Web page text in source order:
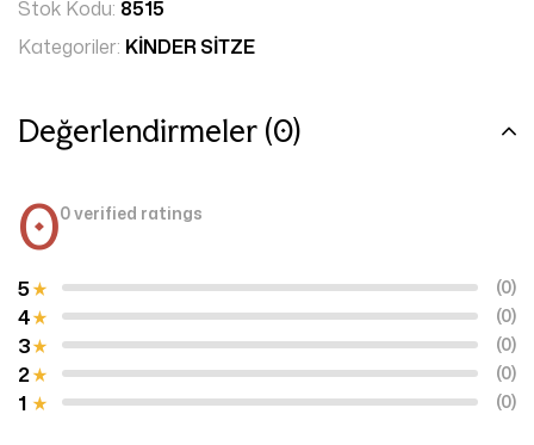
Stok Kodu: 8515
Kategoriler: KİNDER SİTZE
Değerlendirmeler (0)
00 verified ratings
1 (0)
2 (0)
3 (0)
4 (0)
5 (0)